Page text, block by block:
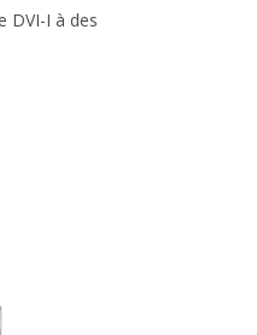
DVI-I à des